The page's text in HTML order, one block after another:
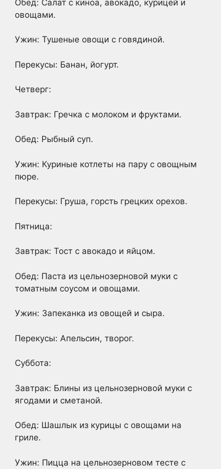
Обед: Салат с киноа, авокадо, курицей и
овощами.
Ужин: Тушеные овощи с говядиной.
Перекусы: Банан, йогурт.
Четверг:
Завтрак: Гречка с молоком и фруктами.
Обед: Рыбный суп.
Ужин: Куриные котлеты на пару с овощным
пюре.
Перекусы: Груша, горсть грецких орехов.
Пятница:
Завтрак: Тост с авокадо и яйцом.
Обед: Паста из цельнозерновой муки с
томатным соусом и овощами.
Ужин: Запеканка из овощей и сыра.
Перекусы: Апельсин, творог.
Суббота:
Завтрак: Блины из цельнозерновой муки с
ягодами и сметаной.
Обед: Шашлык из курицы с овощами на
гриле.
Ужин: Пицца на цельнозерновом тесте с